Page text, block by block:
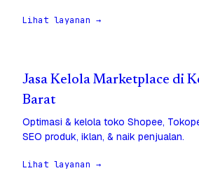
Lihat layanan →
Jasa Kelola Marketplace di
Barat
Optimasi & kelola toko Shopee,
SEO produk, iklan, & naik penjualan.
Lihat layanan →